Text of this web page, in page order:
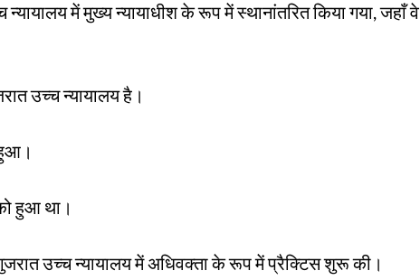
में मुख्य न्यायाधीश के रूप में स्थानांतरित किया गया, जहाँ वे
उच्च न्यायालय है।
हुआ था।
उच्च न्यायालय में अधिवक्ता के रूप में प्रैक्टिस शुरू की।